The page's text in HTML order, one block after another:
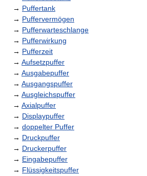
→ Puffertank
→ Puffervermögen
→ Pufferwarteschlange
→ Pufferwirkung
→ Pufferzeit
→ Aufsetzpuffer
→ Ausgabepuffer
→ Ausgangspuffer
→ Ausgleichspuffer
→ Axialpuffer
→ Displaypuffer
→ doppelter Puffer
→ Druckpuffer
→ Druckerpuffer
→ Eingabepuffer
→ Flüssigkeitspuffer